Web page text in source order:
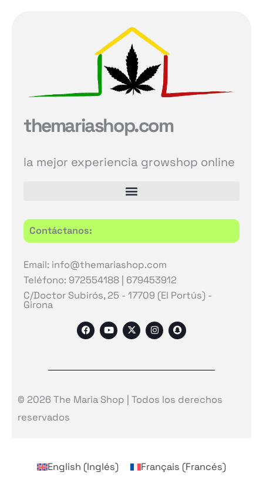
themariashop.com
la mejor experiencia growshop online
Contáctanos:
Email: info@themariashop.com
Teléfono: 972554188 | 679453912
C/Doctor Subirós, 25 - 17709 (El Portús) -
Girona
F
a
c
o
Y
o
u
b
X
-
t
t
r
I
n
s
g
m
S
n
a
h
© 2026 The Maria Shop | Todos los derechos
reservados
English (Inglés) Français (Francés)